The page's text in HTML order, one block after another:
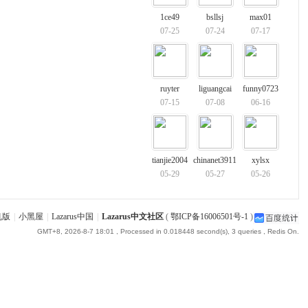
1ce49
07-25
bsllsj
07-24
max01
07-17
ruyter
07-15
liguangcai
07-08
funny0723
06-16
tianjie2004
05-29
chinanet3911
05-27
xylsx
05-26
版 小黑屋 Lazarus中国 Lazarus中文社区( 鄂ICP备16006501号-1 )
GMT+8, 2026-8-7 18:01 , Processed in 0.018448 second(s), 3 queries , Redis On.